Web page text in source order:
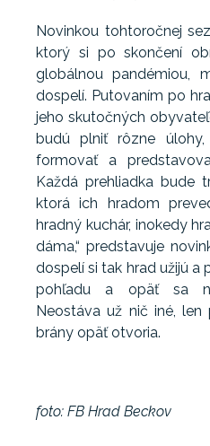
Novinkou tohtoročnej
ktorý si po skončení
globálnou pandémiou,
dospelí. Putovaním po
jeho skutočných
budú plniť rôzne
formovať a
Každá prehliadka bude
ktorá ich hradom
hradný kuchár, inokedy
dáma,“ predstavuje
dospelí si tak hrad užijú a
pohľadu a opäť sa
Neostáva už nič iné,
brány opäť otvoria.
foto: FB Hrad Beckov